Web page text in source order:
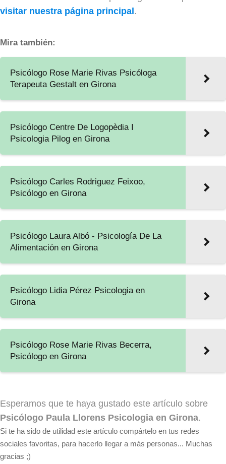
visitar nuestra página principal.
Mira también:
Psicólogo Rose Marie Rivas Psicóloga
Terapeuta Gestalt en Girona
Psicólogo Centre De Logopèdia I
Psicologia Pilog en Girona
Psicólogo Carles Rodriguez Feixoo,
Psicólogo en Girona
Psicólogo Laura Albó - Psicología De La
Alimentación en Girona
Psicólogo Lidia Pérez Psicologia en
Girona
Psicólogo Rose Marie Rivas Becerra,
Psicólogo en Girona
Esperamos que te haya gustado este artículo sobre
Psicólogo Paula Llorens Psicologia en Girona.
Si te ha sido de utilidad este artículo compártelo en tus redes
sociales favoritas, para hacerlo llegar a más personas... Muchas
gracias ;)